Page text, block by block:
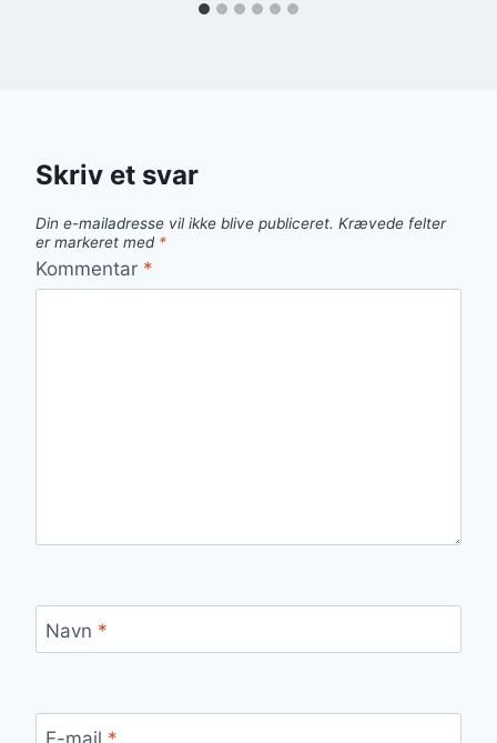
Skriv et svar
Din e-mailadresse vil ikke blive publiceret. Krævede felter
er markeret med *
Kommentar *
Navn *
E-mail *